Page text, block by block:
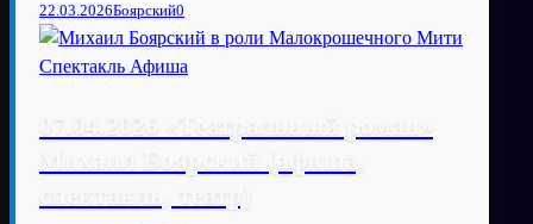
22.03.2026Боярский0
07.04.2026 «Театральный роман»
Михаил Боярский (афиша,
спектакль, театр)